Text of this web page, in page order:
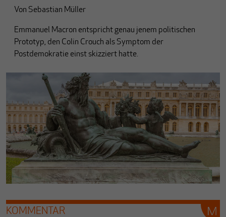
Von Sebastian Müller
Emmanuel Macron entspricht genau jenem politischen
Prototyp, den Colin Crouch als Symptom der
Postdemokratie einst skizziert hatte.
KOMMENTAR